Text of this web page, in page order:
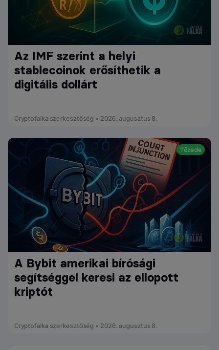
Az IMF szerint a helyi
stablecoinok erősíthetik a
digitális dollárt
Cryptofalka szerkesztőség • 2026. augusztus 8.
Tőzsde
A Bybit amerikai bírósági
segítséggel keresi az ellopott
kriptót
Cryptofalka szerkesztőség • 2026. augusztus 8.